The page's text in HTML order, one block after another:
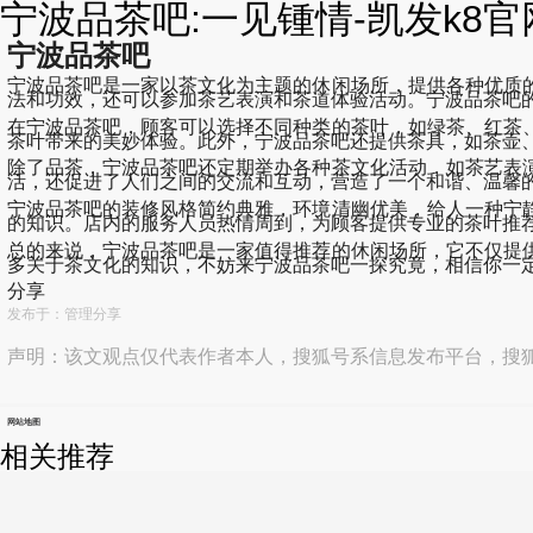
宁波品茶吧:一见锺情-凯发k8官
宁波品茶吧
宁波品茶吧是一家以茶文化为主题的休闲场所，提供各种优
法和功效，还可以参加茶艺表演和茶道体验活动。宁波品茶
在宁波品茶吧，顾客可以选择不同种类的茶叶，如绿茶、红
茶叶带来的美妙体验。此外，宁波品茶吧还提供茶具，如茶
除了品茶，宁波品茶吧还定期举办各种茶文化活动，如茶艺
活，还促进了人们之间的交流和互动，营造了一个和谐、温馨
宁波品茶吧的装修风格简约典雅，环境清幽优美，给人一种
的知识。店内的服务人员热情周到，为顾客提供专业的茶叶
总的来说，宁波品茶吧是一家值得推荐的休闲场所，它不仅
多关于茶文化的知识，不妨来宁波品茶吧一探究竟，相信你一
分享
发布于：管理分享
声明：该文观点仅代表作者本人，搜狐号系信息发布平台，搜
网站地图
相关推荐